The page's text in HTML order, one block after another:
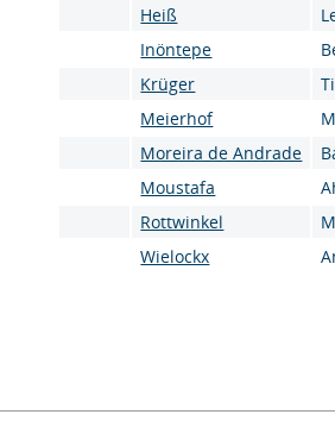
Heiß
Inöntepe
Krüger
Meierhof
Moreira de Andrade
Moustafa
Rottwinkel
Wielockx